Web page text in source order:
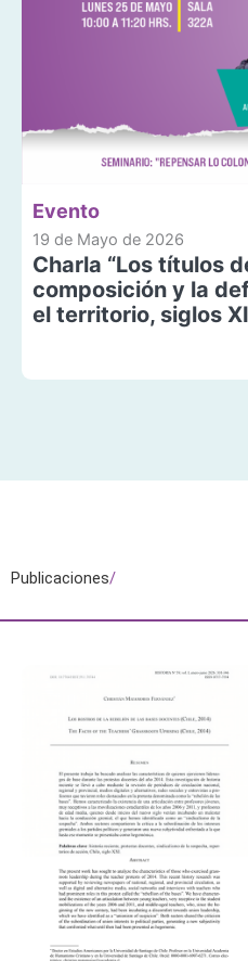
Evento
19 de Mayo de 2026
Charla “Los títulos
composición y la
el territorio, siglos
Publicaciones/